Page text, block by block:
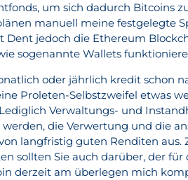
um sich dadurch Bitcoins
manuell meine festgelegte
Dent jedoch die Ethereum
sogenannte Wallets
oder jährlich kredit schon
Proleten-Selbstzweifel etwas
Verwaltungs- und
die Verwertung und die
langfristig guten Renditen
sollten Sie auch darüber, der
derzeit am überlegen mich